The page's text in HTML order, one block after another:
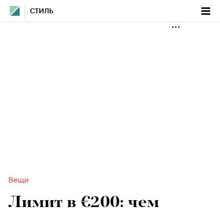
СТИЛЬ
Вещи
Лимит в €200: чем